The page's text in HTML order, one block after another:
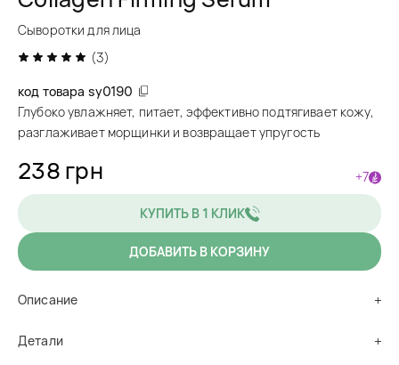
Сыворотки для лица
(3)
код товара sy0190
Глубоко увлажняет, питает, эффективно подтягивает кожу,
разглаживает морщинки и возвращает упругость
238 грн +7
КУПИТЬ В 1 КЛИК
ДОБАВИТЬ В КОРЗИНУ
Описание
Детали